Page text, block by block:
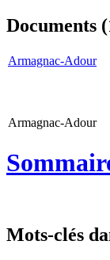
Documents
Armagnac-Adour
Armagnac-Adour
Mots-clés